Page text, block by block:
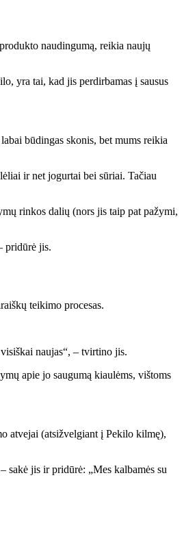
naudingumą, reikia naujų
yra tai, kad jis perdirbamas į sausus
būdingas skonis, bet mums reikia
ir net jogurtai bei sūriai. Tačiau
rinkos dalių (nors jis taip pat pažymi,
pridūrė jis.
teikimo procesas.
naujas“, – tvirtino jis.
apie jo saugumą kiaulėms, vištoms
atvejai (atsižvelgiant į Pekilo kilmę),
sakė jis ir pridūrė: „Mes kalbamės su